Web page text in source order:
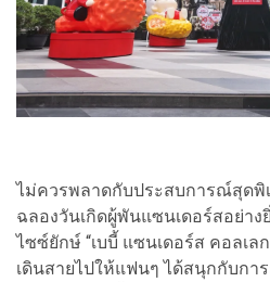
ไม่ควรพลาดกับประสบการณ์สุดพิ
ฉลองวันเกิดผู้พันแซนเดอร์สอย่า
ไซซ์ยักษ์ “เบบี้ แซนเดอร์ส คอลเล
เดินสายไปให้แฟนๆ ได้สนุกกับกา